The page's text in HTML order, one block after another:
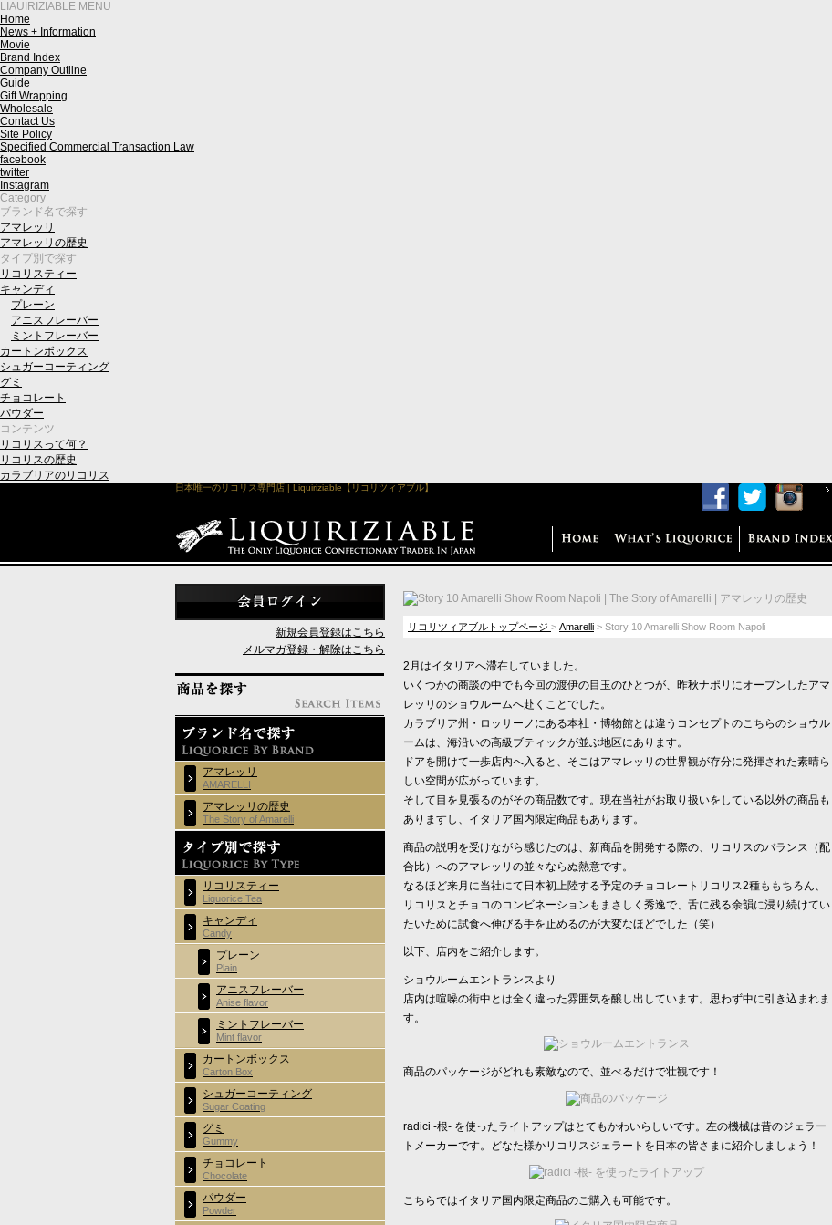
LIAUIRIZIABLE MENU
Home
News + Information
Movie
Brand Index
Company Outline
Guide
Gift Wrapping
Wholesale
Contact Us
Site Policy
Specified Commercial Transaction Law
facebook
twitter
Instagram
Category
ブランド名で探す
アマレッリ
アマレッリの歴史
タイプ別で探す
リコリスティー
キャンディ
プレーン
アニスフレーバー
ミントフレーバー
カートンボックス
シュガーコーティング
グミ
チョコレート
パウダー
コンテンツ
リコリスって何？
リコリスの歴史
カラブリアのリコリス
日本唯一のリコリス専門店 | Liquiriziable【リコリツィアブル】
リコリツィアブルトップページ > Amarelli > Story 10 Amarelli Show Room Napoli
2月はイタリアへ滞在していました。
いくつかの商談の中でも今回の渡伊の目玉のひとつが、昨秋ナポリにオープンしたアマ
レッリのショウルームへ赴くことでした。
カラブリア州・ロッサーノにある本社・博物館とは違うコンセプトのこちらのショウル
ームは、海沿いの高級ブティックが並ぶ地区にあります。
ドアを開けて一歩店内へ入ると、そこはアマレッリの世界観が存分に発揮された素晴ら
しい空間が広がっています。
そして目を見張るのがその商品数です。現在当社がお取り扱いをしている以外の商品も
ありますし、イタリア国内限定商品もあります。
商品の説明を受けながら感じたのは、新商品を開発する際の、リコリスのバランス（配
合比）へのアマレッリの並々ならぬ熱意です。
なるほど来月に当社にて日本初上陸する予定のチョコレートリコリス2種ももちろん、
リコリスとチョコのコンビネーションもまさしく秀逸で、舌に残る余韻に浸り続けてい
たいために試食へ伸びる手を止めるのが大変なほどでした（笑）
以下、店内をご紹介します。
ショウルームエントランスより
店内は喧噪の街中とは全く違った雰囲気を醸し出しています。思わず中に引き込まれま
す。
商品のパッケージがどれも素敵なので、並べるだけで壮観です！
radici -根- を使ったライトアップはとてもかわいらしいです。左の機械は昔のジェラー
トメーカーです。どなた様かリコリスジェラートを日本の皆さまに紹介しましょう！
こちらではイタリア国内限定商品のご購入も可能です。
新規会員登録はこちら
メルマガ登録・解除はこちら
アマレッリ
AMARELLI
アマレッリの歴史
The Story of Amarelli
リコリスティー
Liquorice Tea
キャンディ
Candy
プレーン
Plain
アニスフレーバー
Anise flavor
ミントフレーバー
Mint flavor
カートンボックス
Carton Box
シュガーコーティング
Sugar Coating
グミ
Gummy
チョコレート
Chocolate
パウダー
Powder